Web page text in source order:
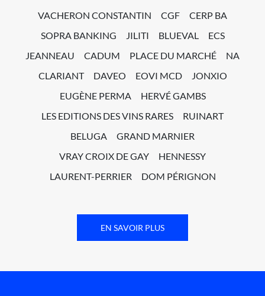
VACHERON CONSTANTIN
CGF
CERP BA
SOPRA BANKING
JILITI BLUEVAL
ECS
JEANNEAU
CADUM PLACE DU MARCHÉ
NA
CLARIANT
DAVEO EOVI MCD
JONXIO
EUGÈNE PERMA
HERVÉ GAMBS
LES EDITIONS DES VINS RARES
RUINART
BELUGA
GRAND MARNIER
VRAY CROIX DE GAY
HENNESSY
LAURENT-PERRIER
DOM PÉRIGNON
EN SAVOIR PLUS